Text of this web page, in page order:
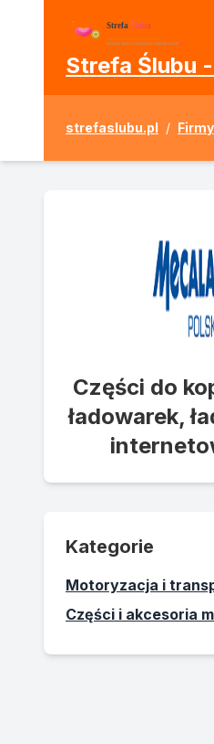
Strefa Ślubu
strefaslubu.pl / Firmy
Części do
ładowarek,
Kategorie
Motoryzacja i
Części i akcesoria